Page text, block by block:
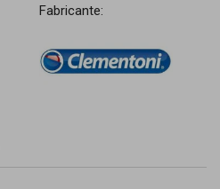
Fabricante: